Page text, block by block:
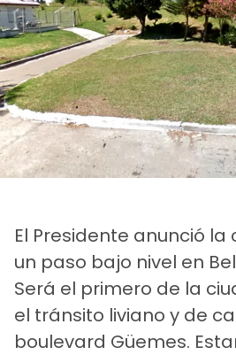
El Presidente anunció
un paso bajo nivel en
Será el primero de la
el tránsito liviano y de
boulevard Güemes.